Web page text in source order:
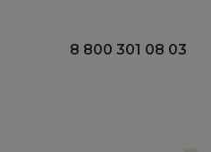
8 800 301 08 03